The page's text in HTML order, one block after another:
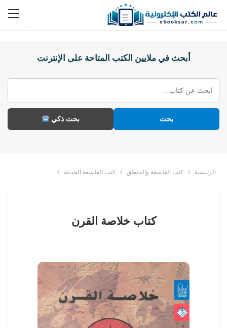
أبحث في ملايين الكتب المتاحة على الإنترنت
بحث بحث ذكي
الرئيسية كتب الفلسفة والمنطق كتب الفلسفة الحديثة
كتاب خلاصة القرن